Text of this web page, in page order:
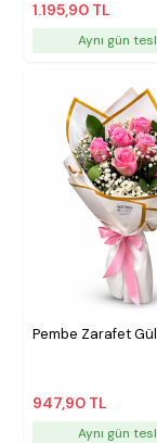
1.195,90 TL
Aynı gün
Pembe Zarafet
947,90 TL
Aynı gün